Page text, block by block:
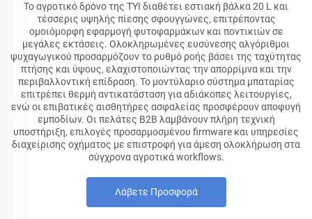
Το αγροτικό δρόνο της TYI διαθέτει εστιακή βάλκα 20 L και
τέσσερις υψηλής πίεσης σφουγγώνες, επιτρέποντας
ομοιόμορφη εφαρμογή φυτοφαρμάκων και ποντικιών σε
μεγάλες εκτάσεις. Ολοκληρωμένες ευσύνεσης αλγόριθμοι
ψυχαγωγικού προσαρμόζουν το ρυθμό ροής βάσει της ταχύτητας
πτήσης και ύψους, ελαχιστοποιώντας την απορρίμνα και την
περιβαλλοντική επίδραση. Το μοντύλαριο σύστημα μπαταρίας
επιτρέπει θερμή αντικατάσταση για αδιάκοπες λειτουργίες,
ενώ οι επιβατικές αισθητήρες ασφαλείας προσφέρουν αποφυγή
εμποδίων. Οι πελάτες B2B λαμβάνουν πλήρη τεχνική
υποστήριξη, επιλογές προσαρμοσμένου firmware και υπηρεσίες
διαχείρισης οχήματος με επιστροφή για άμεση ολοκλήρωση στα
σύγχρονα αγροτικά workflows.
Λάβετε Προσφορά